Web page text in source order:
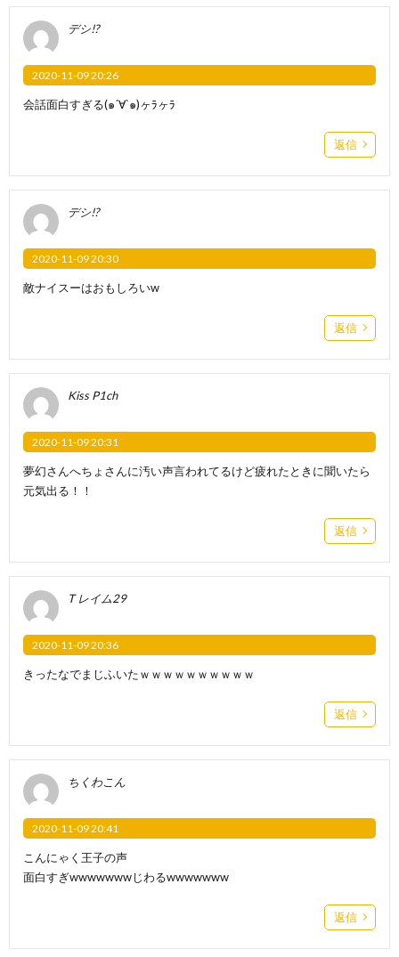
デシ!?
2020-11-09 20:26
会話面白すぎる(๑´∀`๑)ヶﾗヶﾗ
返信
デシ!?
2020-11-09 20:30
敵ナイスーはおもしろいw
返信
Kiss P1ch
2020-11-09 20:31
夢幻さんへちょさんに汚い声言われてるけど疲れたときに聞いたら
元気出る！！
返信
T レイム29
2020-11-09 20:36
きったなでまじふいたｗｗｗｗｗｗｗｗｗｗ
返信
ちくわこん
2020-11-09 20:41
こんにゃく王子の声
面白すぎwwwwwwwじわるwwwwwww
返信